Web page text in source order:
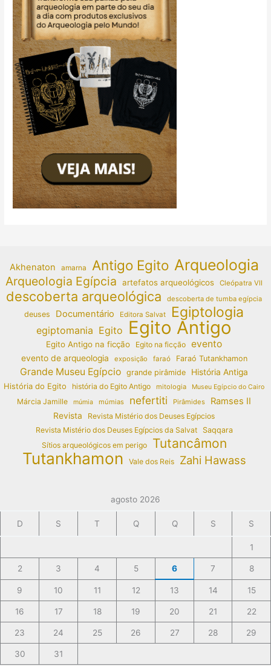
Akhenaton amarna Antigo Egito Arqueologia
Arqueologia Egípcia artefatos arqueológicos Cleópatra VII
descoberta arqueológica descoberta de tumba egípcia
deuses Documentário Editora Salvat Egiptologia
egiptomania Egito Egito Antigo
Egito Antigo na ficção Egito na ficção evento
evento de arqueologia exposição faraó Faraó Tutankhamon
Grande Museu Egípcio grande pirâmide
História Antiga
História do Egito
história do Egito Antigo mitologia Museu Egípcio do Cairo
Márcia Jamille múmia múmias nefertiti Pirâmides Ramses II
Revista
Revista Mistério dos Deuses Egípcios
Revista Mistério dos Deuses Egípcios da Salvat
Saqqara
Sítios arqueológicos em perigo
Tutancâmon
Tutankhamon Vale dos Reis Zahi Hawass
agosto 2026
D S T Q Q S S
1
2 3 4 5 6 7 8
9 10 11 12 13 14 15
16 17 18 19 20 21 22
23 24 25 26 27 28 29
30 31